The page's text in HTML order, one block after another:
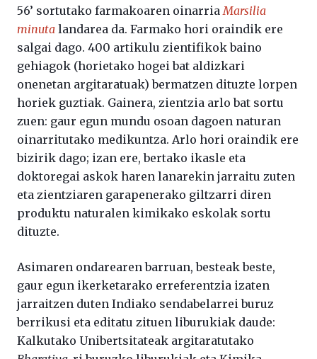
56’ sortutako farmakoaren oinarria Marsilia
minuta landarea da. Farmako hori oraindik ere
salgai dago. 400 artikulu zientifikok baino
gehiagok (horietako hogei bat aldizkari
onenetan argitaratuak) bermatzen dituzte lorpen
horiek guztiak. Gainera, zientzia arlo bat sortu
zuen: gaur egun mundu osoan dagoen naturan
oinarritutako medikuntza. Arlo hori oraindik ere
bizirik dago; izan ere, bertako ikasle eta
doktoregai askok haren lanarekin jarraitu zuten
eta zientziaren garapenerako giltzarri diren
produktu naturalen kimikako eskolak sortu
dituzte.
Asimaren ondarearen barruan, besteak beste,
gaur egun ikerketarako erreferentzia izaten
jarraitzen duten Indiako sendabelarrei buruz
berrikusi eta editatu zituen liburukiak daude:
Kalkutako Unibertsitateak argitaratutako